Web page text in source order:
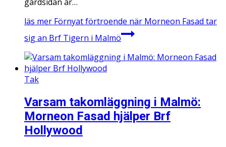
läs mer Förnyat förtroende när Morneon Fasad tar
sig an Brf Tigern i Malmö
Tak
Varsam takomläggning i Malmö:
Morneon Fasad hjälper Brf
Hollywood